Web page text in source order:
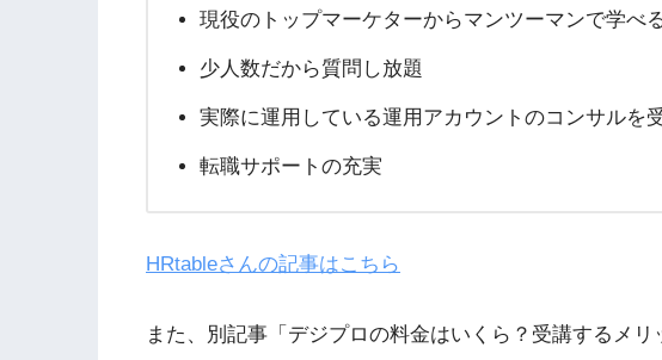
現役のトップマーケターからマンツーマンで学べ
少人数だから質問し放題
実際に運用している運用アカウントのコンサルを
転職サポートの充実
HRtableさんの記事はこちら
また、別記事「デジプロの料金はいくら？受講するメ